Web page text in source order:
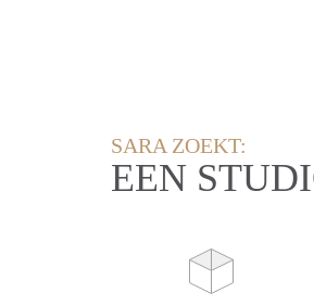
SARA ZOEKT:
EEN